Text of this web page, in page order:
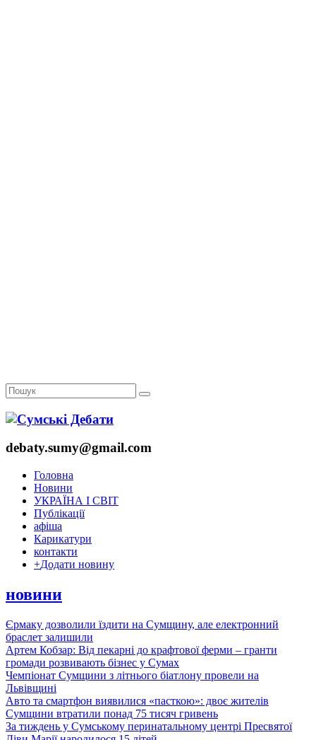
debaty.sumy@gmail.com
Головна
Новини
УКРАЇНА І СВІТ
Публікації
афіша
Карикатури
контакти
+Додати новину
новини
Єрмаку дозволили їздити на Сумщину, але електронний
браслет залишили
Артем Кобзар: Від пекарні до крафтової ферми – гранти
громади розвивають бізнес у Сумах
Чемпіонат Сумщини з літнього біатлону провели на
Львівщині
Авто та смартфон виявилися «пасткою»: двоє жителів
Сумщини втратили понад 75 тисяч гривень
За тиждень у Сумському перинатальному центрі Пресвятої